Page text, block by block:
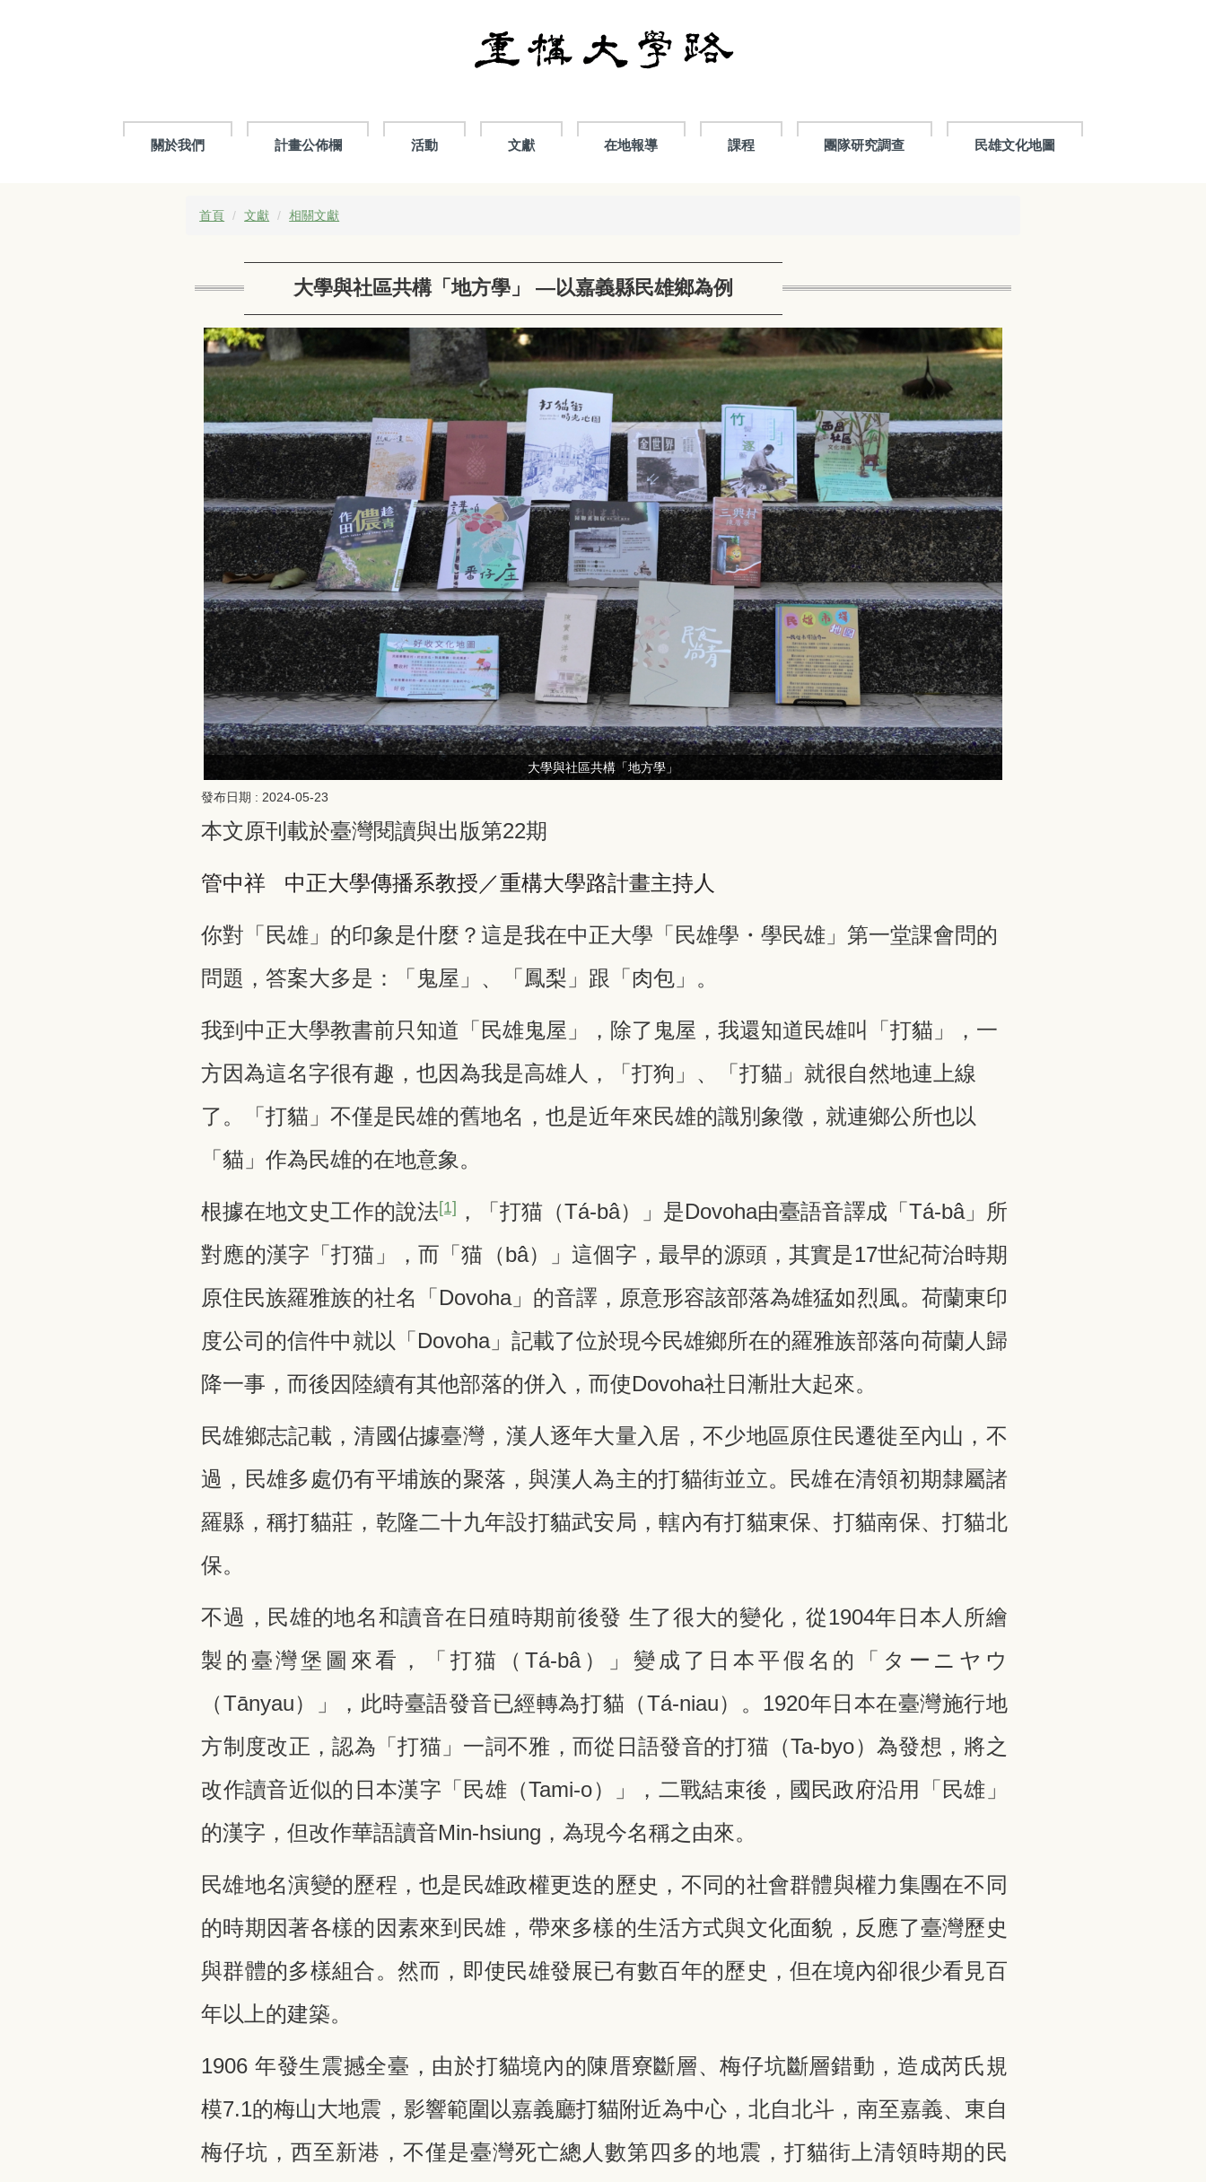
關於我們 計畫公佈欄 活動 文獻 在地報導 課程 團隊研究調查 民雄文化地圖
首頁 文獻 相關文獻
大學與社區共構「地方學」 —以嘉義縣民雄鄉為例
大學與社區共構「地方學」
發布日期 : 2024-05-23
本文原刊載於臺灣閱讀與出版第22期
管中祥 中正大學傳播系教授／重構大學路計畫主持人
你對「民雄」的印象是什麼？這是我在中正大學「民雄學・學民雄」第一堂課會問的
問題，答案大多是：「鬼屋」、「鳳梨」跟「肉包」。
我到中正大學教書前只知道「民雄鬼屋」，除了鬼屋，我還知道民雄叫「打貓」，一
方因為這名字很有趣，也因為我是高雄人，「打狗」、「打貓」就很自然地連上線
了。「打貓」不僅是民雄的舊地名，也是近年來民雄的識別象徵，就連鄉公所也以
「貓」作為民雄的在地意象。
根據在地文史工作的說法[1] ，「打猫（Tá-bâ）」是Dovoha由臺語音譯成「Tá-bâ」所
對應的漢字「打猫」，而「猫（bâ）」這個字，最早的源頭，其實是17世紀荷治時期
原住民族羅雅族的社名「Dovoha」的音譯，原意形容該部落為雄猛如烈風。荷蘭東印
度公司的信件中就以「Dovoha」記載了位於現今民雄鄉所在的羅雅族部落向荷蘭人歸
降一事，而後因陸續有其他部落的併入，而使Dovoha社日漸壯大起來。
民雄鄉志記載，清國佔據臺灣，漢人逐年大量入居，不少地區原住民遷徙至內山，不
過，民雄多處仍有平埔族的聚落，與漢人為主的打貓街並立。民雄在清領初期隸屬諸
羅縣，稱打貓莊，乾隆二十九年設打貓武安局，轄內有打貓東保、打貓南保、打貓北
保。
不過，民雄的地名和讀音在日殖時期前後發 生了很大的變化，從1904年日本人所繪
製的臺灣堡圖來看，「打猫（Tá-bâ）」變成了日本平假名的「ターニヤウ
（Tānyau）」，此時臺語發音已經轉為打貓（Tá-niau）。1920年日本在臺灣施行地
方制度改正，認為「打猫」一詞不雅，而從日語發音的打猫（Ta-byo）為發想，將之
改作讀音近似的日本漢字「民雄（Tami-o）」，二戰結束後，國民政府沿用「民雄」
的漢字，但改作華語讀音Min-hsiung，為現今名稱之由來。
民雄地名演變的歷程，也是民雄政權更迭的歷史，不同的社會群體與權力集團在不同
的時期因著各樣的因素來到民雄，帶來多樣的生活方式與文化面貌，反應了臺灣歷史
與群體的多樣組合。然而，即使民雄發展已有數百年的歷史，但在境內卻很少看見百
年以上的建築。
1906 年發生震撼全臺，由於打貓境內的陳厝寮斷層、梅仔坑斷層錯動，造成芮氏規
模7.1的梅山大地震，影響範圍以嘉義廳打貓附近為中心，北自北斗，南至嘉義、東自
梅仔坑，西至新港，不僅是臺灣死亡總人數第四多的地震，打貓街上清領時期的民